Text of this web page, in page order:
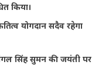
किया।
योगदान सदैव रहेगा
सिंह सुमन की जयंती पर